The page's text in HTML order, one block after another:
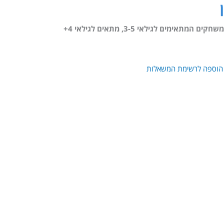
משחקים המתאימים לגילאי 3-5 ,מתאים לגילאי 4+
הוספה לרשימת המשאלות